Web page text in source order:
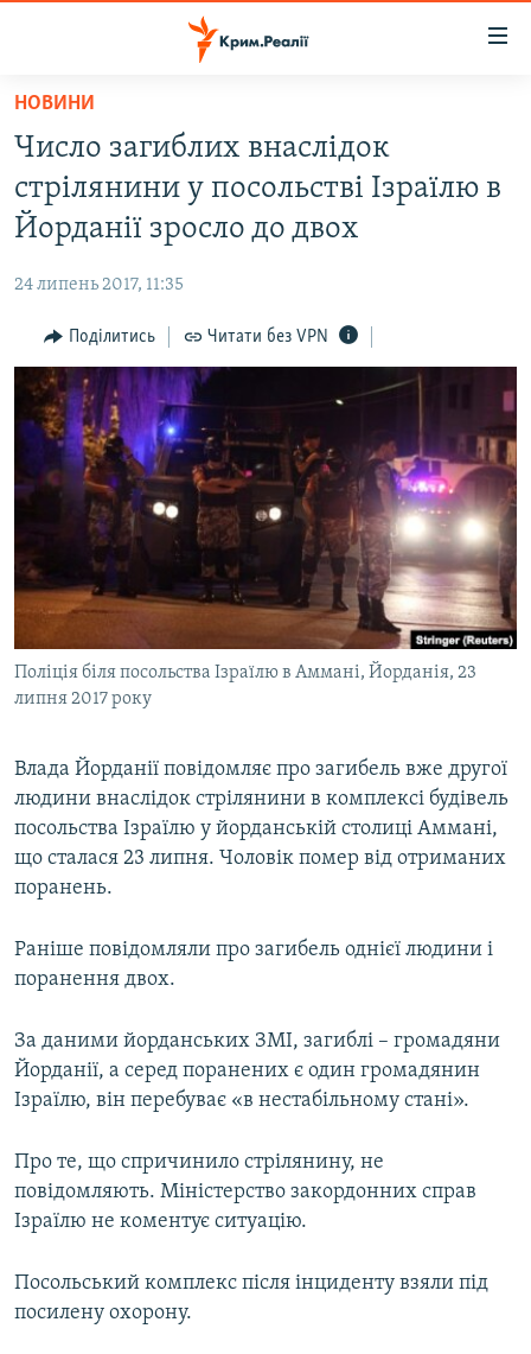
Перейти
основного
матеріалу
Перейти
до
основної
Перейти
до
пошуку
ВІДЕО ТА ФОТО
БЛОГИ
ПОГЛЯД
ІНТЕРВ'Ю
ВСЕ ЗА ДЕНЬ
СПЕЦПРОЕКТИ
ДЕПОРТАЦІЯ
ВІДЕОУРОКИ «ELIFBE»
СВІДЧЕННЯ ОКУПАЦІЇ
УКРАЇНСЬКА ПРОБЛЕМА КРИМУ
ІНФОГРАФІКА
ЯК ОБІЙТИ БЛОКУВАННЯ
Русский
Qırımtatar
ДОЛУЧАЙСЯ!
Усі сайти RFE/RL
НОВИНИ
Число загиблих внаслідок
стрілянини у посольстві Ізраїлю в
Йорданії зросло до двох
24 липень 2017, 11:35
Поділитись Читати без VPN
Поліція біля посольства Ізраїлю в Аммані, Йорданія, 23
липня 2017 року
Влада Йорданії повідомляє про загибель вже другої
людини внаслідок стрілянини в комплексі будівель
посольства Ізраїлю у йорданській столиці Аммані,
що сталася 23 липня. Чоловік помер від отриманих
поранень.
Раніше повідомляли про загибель однієї людини і
поранення двох.
За даними йорданських ЗМІ, загиблі – громадяни
Йорданії, а серед поранених є один громадянин
Ізраїлю, він перебуває «в нестабільному стані».
Про те, що спричинило стрілянину, не
повідомляють. Міністерство закордонних справ
Ізраїлю не коментує ситуацію.
Посольський комплекс після інциденту взяли під
посилену охорону.